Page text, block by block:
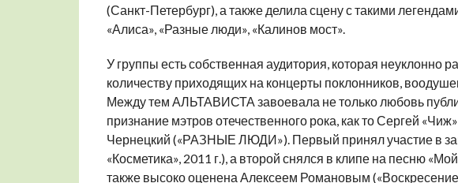
(Санкт-Петербург), а также делила сцену с такими
«Алиса», «Разные люди», «Калинов мост».
У группы есть собственная аудитория, которая неуклонно
количеству приходящих на концерты поклонников,
Между тем АЛЬТАВИСТА завоевала не только любовь
признание мэтров отечественного рока, как то Сергей
Чернецкий («РАЗНЫЕ ЛЮДИ»). Первый принял участие в
«Косметика», 2011 г.), а второй снялся в клипе на песню
также высоко оценена Алексеем Романовым